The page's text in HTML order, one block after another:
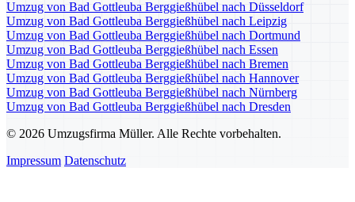
Umzug von Bad Gottleuba Berggießhübel nach Düsseldorf
Umzug von Bad Gottleuba Berggießhübel nach Leipzig
Umzug von Bad Gottleuba Berggießhübel nach Dortmund
Umzug von Bad Gottleuba Berggießhübel nach Essen
Umzug von Bad Gottleuba Berggießhübel nach Bremen
Umzug von Bad Gottleuba Berggießhübel nach Hannover
Umzug von Bad Gottleuba Berggießhübel nach Nürnberg
Umzug von Bad Gottleuba Berggießhübel nach Dresden
© 2026 Umzugsfirma Müller. Alle Rechte vorbehalten.
Impressum Datenschutz